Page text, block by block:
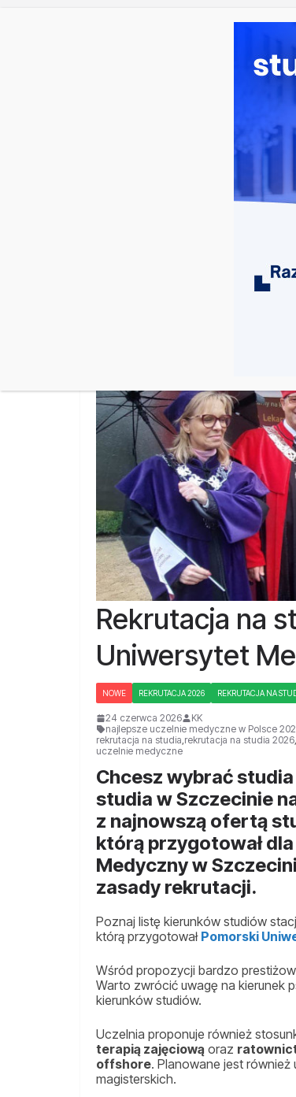
UCZELNIE
Rekrutacja na
Uniwersytet
NOWE REKRUTACJA 2026 REKRUTACJA NA
24 czerwca 2026
KK
najlepsze uczelnie medyczne w Polsce
rekrutacja na studia rekrutacja na studia 2026
uczelnie medyczne
Chcesz wybrać
studia w Szczecinie
z najnowszą ofertą
którą przygotował
Medyczny w
zasady rekrutacji.
Poznaj listę kierunków studiów
którą przygotował Pomorski
Wśród propozycji bardzo
Warto zwrócić uwagę na kierunek
kierunków studiów.
Uczelnia proponuje również
terapią zajęciową oraz
offshore. Planowane jest
magisterskich.